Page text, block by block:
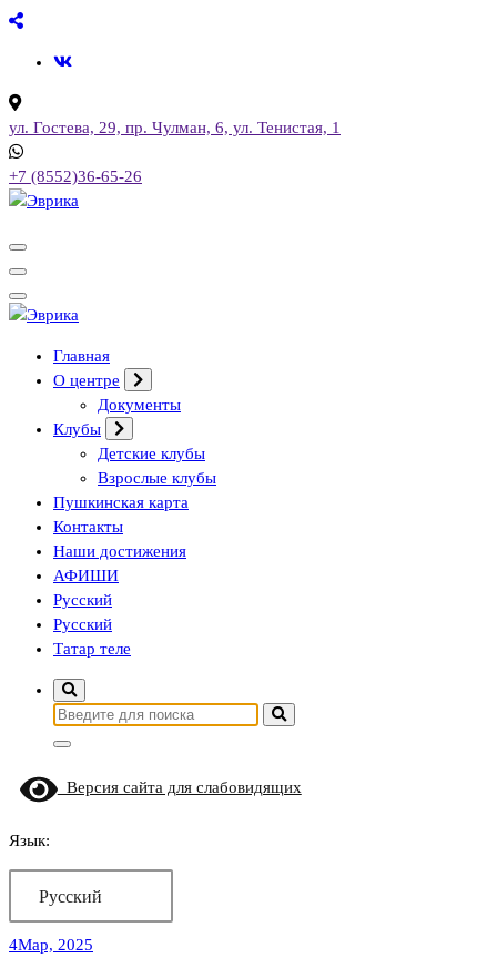
Перейти
содержимому
ул. Гостева, 29, пр. Чулман, 6, ул. Тенистая, 1
+7 (8552)36-65-26
Городской культурный центр, г. Набережные Челны
Городской культурный центр, г. Набережные Челны
Главная
О центре
Документы
Клубы
Детские клубы
Взрослые клубы
Пушкинская карта
Контакты
Наши достижения
АФИШИ
Русский
Русский
Татар теле
Найти:
Версия сайта для слабовидящих
Язык:
Русский
4Мар, 2025